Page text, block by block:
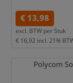
€ 13,98
excl. BTW per Stuk
€ 16,92 incl. 21%
Polycom